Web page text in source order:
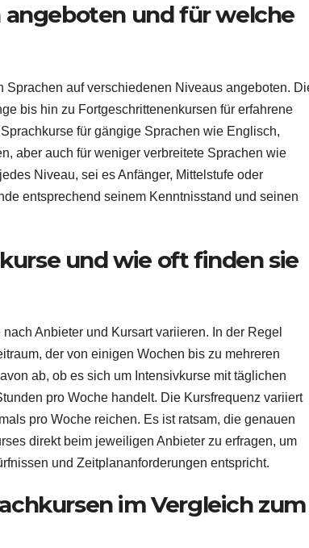
und für welche
auf verschiedenen Niveaus angeboten.
bis hin zu Fortgeschrittenenkursen für erfahrene
für gängige Sprachen wie Englisch,
aber auch für weniger verbreitete Sprachen wie
Niveau, sei es Anfänger, Mittelstufe oder
entsprechend seinem Kenntnisstand und seinen
und wie oft finden sie
Anbieter und Kursart variieren. In der Regel
der von einigen Wochen bis zu mehreren
ab, ob es sich um Intensivkurse mit täglichen
pro Woche handelt. Die Kursfrequenz variiert
pro Woche reichen. Es ist ratsam, die genauen
direkt beim jeweiligen Anbieter zu erfragen, um
und Zeitplananforderungen entspricht.
im Vergleich zum